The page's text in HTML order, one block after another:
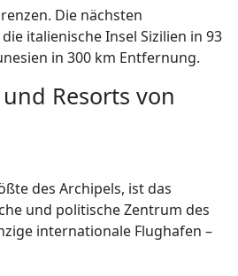
Die nächsten
italienische Insel Sizilien in 93
in 300 km Entfernung.
Resorts von
des Archipels, ist das
und politische Zentrum des
internationale Flughafen –